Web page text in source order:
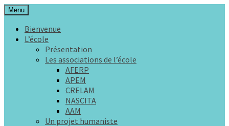
Aller
contenu
principal
École Maria Montessori Rennes
L'éducation comme une aide à la vie
Menu
Bienvenue
L’école
Présentation
Les associations de l’école
AFERP
APEM
CRELAM
NASCITA
AAM
Un projet humaniste